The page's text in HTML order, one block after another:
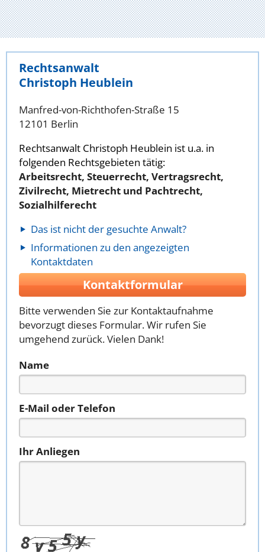
Rechtsanwalt
Christoph Heublein
Manfred-von-Richthofen-Straße 15
12101 Berlin
Rechtsanwalt Christoph Heublein ist u.a. in
folgenden Rechtsgebieten tätig:
Arbeitsrecht, Steuerrecht, Vertragsrecht,
Zivilrecht, Mietrecht und Pachtrecht,
Sozialhilferecht
Das ist nicht der gesuchte Anwalt?
Informationen zu den angezeigten
Kontaktdaten
Kontaktformular
Bitte verwenden Sie zur Kontaktaufnahme
bevorzugt dieses Formular. Wir rufen Sie
umgehend zurück. Vielen Dank!
Name
E-Mail oder Telefon
Ihr Anliegen